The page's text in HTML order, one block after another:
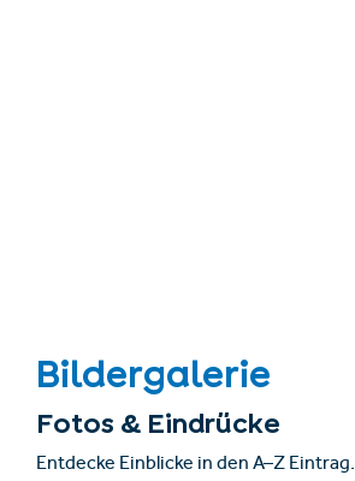
Bildergalerie
Fotos & Eindrücke
Entdecke Einblicke in den A–Z Eintrag.